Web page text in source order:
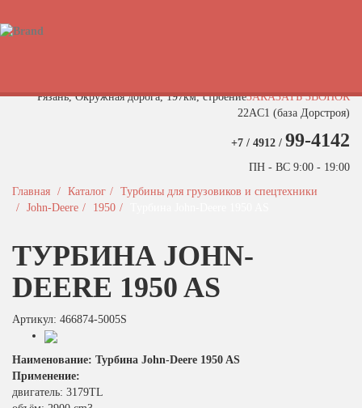
ЗАКАЗАТЬ ЗВОНОК
Рязань, Окружная дорога, 197км, строение
22АC1 (база Дорстроя)
+7 / 4912 / 99-4142
ПН - ВС 9:00 - 19:00
Главная
Каталог
Турбины для грузовиков и спецтехники
John-Deere
1950
ТУРБИНА JOHN-
DEERE 1950 AS
Артикул: 466874-5005S
Наименование: Турбина John-Deere 1950 AS
Применение:
двигатель: 3179TL